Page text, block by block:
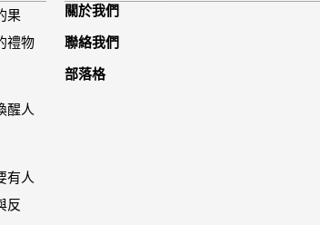
果
禮物
醒人
有人
反
關於我們
聯絡我們
部落格